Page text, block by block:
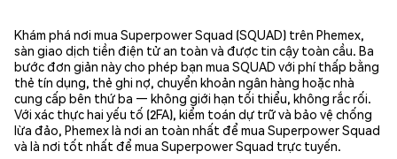
Khám phá nơi mua Superpower Squad (SQUAD) trên Phemex,
sàn giao dịch tiền điện tử an toàn và được tin cậy toàn cầu. Ba
bước đơn giản này cho phép bạn mua SQUAD với phí thấp bằng
thẻ tín dụng, thẻ ghi nợ, chuyển khoản ngân hàng hoặc nhà
cung cấp bên thứ ba — không giới hạn tối thiểu, không rắc rối.
Với xác thực hai yếu tố (2FA), kiểm toán dự trữ và bảo vệ chống
lừa đảo, Phemex là nơi an toàn nhất để mua Superpower Squad
và là nơi tốt nhất để mua Superpower Squad trực tuyến.